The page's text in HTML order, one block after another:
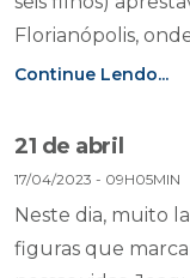
Florianópolis,
Continue Lendo...
21 de abril
17/04/2023 - 09H05MIN
Neste dia, muito
figuras que